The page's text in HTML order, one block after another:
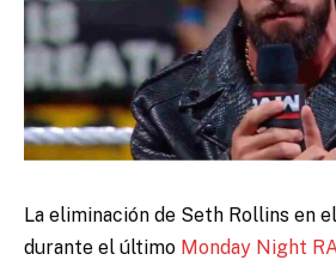
La eliminación de Seth Rollins en
durante el último Monday Night